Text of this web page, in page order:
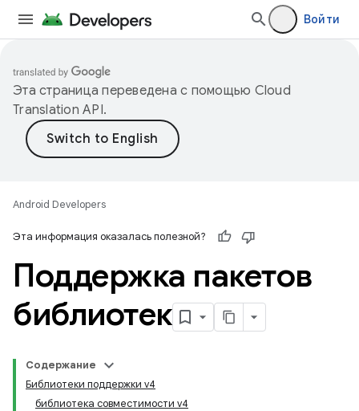
Войти
Эта страница переведена с помощью Cloud
Translation API.
Android Developers
Эта информация оказалась полезной?
Поддержка пакетов
библиотек
Содержание
Библиотеки поддержки v4
библиотека совместимости v4